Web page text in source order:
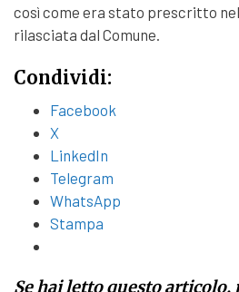
così come era stato prescritto
rilasciata dal Comune.
Condividi:
Facebook
X
LinkedIn
Telegram
WhatsApp
Stampa
Se hai letto questo articolo,